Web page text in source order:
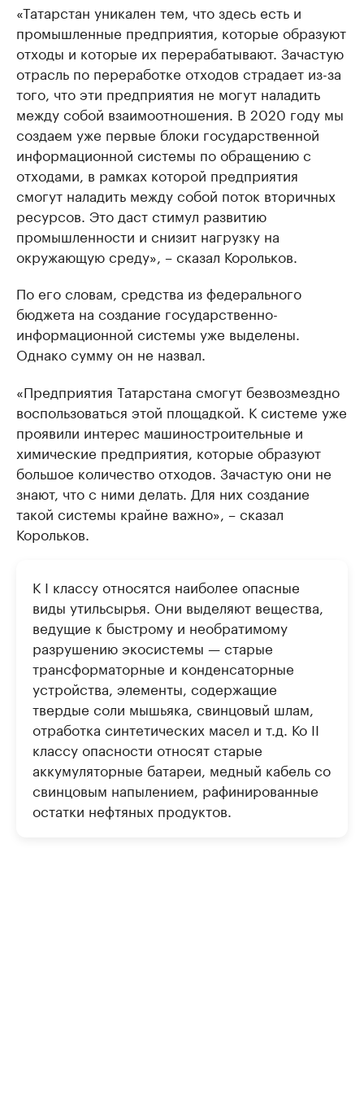
«Татарстан уникален тем, что здесь есть и
промышленные предприятия, которые образуют
отходы и которые их перерабатывают. Зачастую
отрасль по переработке отходов страдает из-за
того, что эти предприятия не могут наладить
между собой взаимоотношения. В 2020 году мы
создаем уже первые блоки государственной
информационной системы по обращению с
отходами, в рамках которой предприятия
смогут наладить между собой поток вторичных
ресурсов. Это даст стимул развитию
промышленности и снизит нагрузку на
окружающую среду», – сказал Корольков.
По его словам, средства из федерального
бюджета на создание государственно-
информационной системы уже выделены.
Однако сумму он не назвал.
«Предприятия Татарстана смогут безвозмездно
воспользоваться этой площадкой. К системе уже
проявили интерес машиностроительные и
химические предприятия, которые образуют
большое количество отходов. Зачастую они не
знают, что с ними делать. Для них создание
такой системы крайне важно», – сказал
Корольков.
К I классу относятся наиболее опасные
виды утильсырья. Они выделяют вещества,
ведущие к быстрому и необратимому
разрушению экосистемы — старые
трансформаторные и конденсаторные
устройства, элементы, содержащие
твердые соли мышьяка, свинцовый шлам,
отработка синтетических масел и т.д. Ко II
классу опасности относят старые
аккумуляторные батареи, медный кабель со
свинцовым напылением, рафинированные
остатки нефтяных продуктов.